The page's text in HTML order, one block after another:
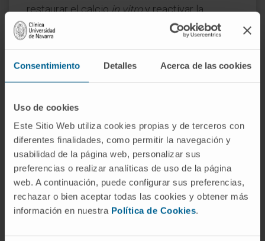
Consentimiento Detalles Acerca de las cookies
Uso de cookies
Este Sitio Web utiliza cookies propias y de terceros con
diferentes finalidades, como permitir la navegación y
usabilidad de la página web, personalizar sus
preferencias o realizar analíticas de uso de la página
web. A continuación, puede configurar sus preferencias,
rechazar o bien aceptar todas las cookies y obtener más
información en nuestra Política de Cookies.
restaurar el calcioin vitroy reactivar la
cascada. No es intercambiable con el EDTA
para el hemograma porque diluye la muestra
Preguntas frecuentes
¿De dónde viene el nombre «ácido
etilendiaminotetraacético»?
De la descripción literal de su estructura: un
puente de etileno (dos carbonos), dos grupos
amino (diamino) y cuatro cadenas de ácido
acético (tetraacético). El acrónimo EDTA
proviene de la forma inglesa,